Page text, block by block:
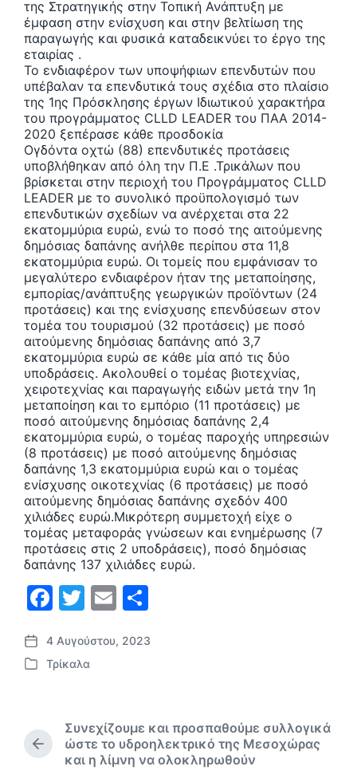
της Στρατηγικής στην Τοπική Ανάπτυξη με
έμφαση στην ενίσχυση και στην βελτίωση της
παραγωγής και φυσικά καταδεικνύει το έργο της
εταιρίας .
Το ενδιαφέρον των υποψήφιων επενδυτών που
υπέβαλαν τα επενδυτικά τους σχέδια στο πλαίσιο
της 1ης Πρόσκλησης έργων Ιδιωτικού χαρακτήρα
του προγράμματος CLLD LEADER του ΠΑΑ 2014-
2020 ξεπέρασε κάθε προσδοκία
Ογδόντα οχτώ (88) επενδυτικές προτάσεις
υποβλήθηκαν από όλη την Π.Ε .Τρικάλων που
βρίσκεται στην περιοχή του Προγράμματος CLLD
LEADER με το συνολικό προϋπολογισμό των
επενδυτικών σχεδίων να ανέρχεται στα 22
εκατομμύρια ευρώ, ενώ το ποσό της αιτούμενης
δημόσιας δαπάνης ανήλθε περίπου στα 11,8
εκατομμύρια ευρώ. Οι τομείς που εμφάνισαν το
μεγαλύτερο ενδιαφέρον ήταν της μεταποίησης,
εμπορίας/ανάπτυξης γεωργικών προϊόντων (24
προτάσεις) και της ενίσχυσης επενδύσεων στον
τομέα του τουρισμού (32 προτάσεις) με ποσό
αιτούμενης δημόσιας δαπάνης από 3,7
εκατομμύρια ευρώ σε κάθε μία από τις δύο
υποδράσεις. Ακολουθεί ο τομέας βιοτεχνίας,
χειροτεχνίας και παραγωγής ειδών μετά την 1η
μεταποίηση και το εμπόριο (11 προτάσεις) με
ποσό αιτούμενης δημόσιας δαπάνης 2,4
εκατομμύρια ευρώ, ο τομέας παροχής υπηρεσιών
(8 προτάσεις) με ποσό αιτούμενης δημόσιας
δαπάνης 1,3 εκατομμύρια ευρώ και ο τομέας
ενίσχυσης οικοτεχνίας (6 προτάσεις) με ποσό
αιτούμενης δημόσιας δαπάνης σχεδόν 400
χιλιάδες ευρώ.Μικρότερη συμμετοχή είχε ο
τομέας μεταφοράς γνώσεων και ενημέρωσης (7
προτάσεις στις 2 υποδράσεις), ποσό δημόσιας
δαπάνης 137 χιλιάδες ευρώ.
F
c
e
o
o
T
itt
er
E
ai ρ
τε
ίτ
Η
μ
μ
ο
4 Αυγούστου, 2023
Α
τ
ή
Τρίκαλα
Π
Συνεχίζουμε και προσπαθούμε συλλογικά
ώστε το υδροηλεκτρικό της Μεσοχώρας
και η λίμνη να ολοκληρωθούν